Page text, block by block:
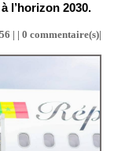
l’horizon 2030.
| | 0 commentaire(s)|